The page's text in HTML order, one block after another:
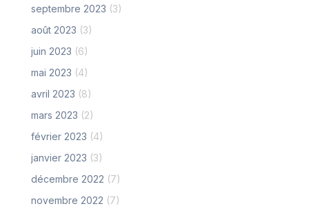
septembre 2023 (3)
août 2023 (3)
juin 2023 (6)
mai 2023 (4)
avril 2023 (8)
mars 2023 (2)
février 2023 (4)
janvier 2023 (3)
décembre 2022 (7)
novembre 2022 (7)